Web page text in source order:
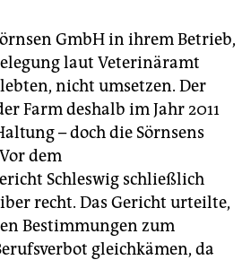
GmbH in ihrem Betrieb,
laut Veterinäramt
nicht umsetzen. Der
Farm deshalb im Jahr 2011
– doch die Sörnsens
dem
Schleswig schließlich
recht. Das Gericht urteilte,
Bestimmungen zum
gleichkämen, da